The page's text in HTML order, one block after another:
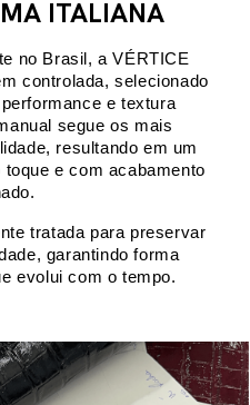
ITALIANA
no Brasil, a VÉRTICE
controlada, selecionado
e textura
segue os mais
resultando em um
e com acabamento
tratada para preservar
garantindo forma
evolui com o tempo.